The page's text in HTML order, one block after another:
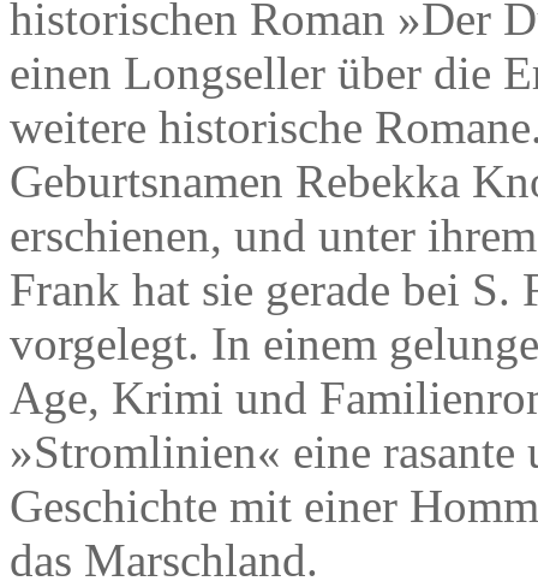
historischen Roman »Der
einen Longseller über die
weitere historische
Geburtsnamen Rebekka
erschienen, und unter
Frank hat sie gerade bei
vorgelegt. In einem
Age, Krimi und
»Stromlinien« eine rasante
Geschichte mit einer
das Marschland.